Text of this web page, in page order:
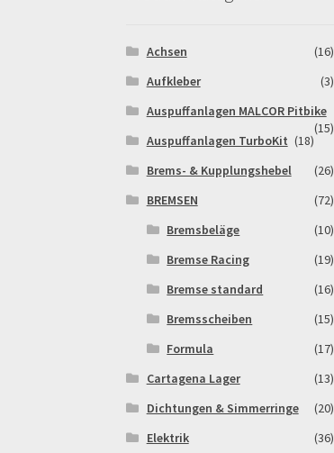
Achsen
(16)
Aufkleber
(3)
Auspuffanlagen MALCOR Pitbike
(15)
Auspuffanlagen TurboKit (18)
Brems- & Kupplungshebel
(26)
BREMSEN
(72)
Bremsbeläge
(10)
Bremse Racing
(19)
Bremse standard
(16)
Bremsscheiben
(15)
Formula
(17)
Cartagena Lager
(13)
Dichtungen & Simmerringe
(20)
Elektrik
(36)